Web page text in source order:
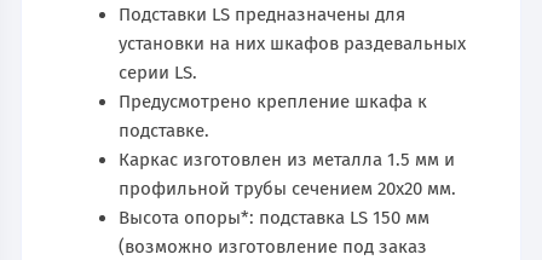
Подставки LS предназначены для
установки на них шкафов раздевальных
серии LS.
Предусмотрено крепление шкафа к
подставке.
Каркас изготовлен из металла 1.5 мм и
профильной трубы сечением 20х20 мм.
Высота опоры*: подставка LS 150 мм
(возможно изготовление под заказ